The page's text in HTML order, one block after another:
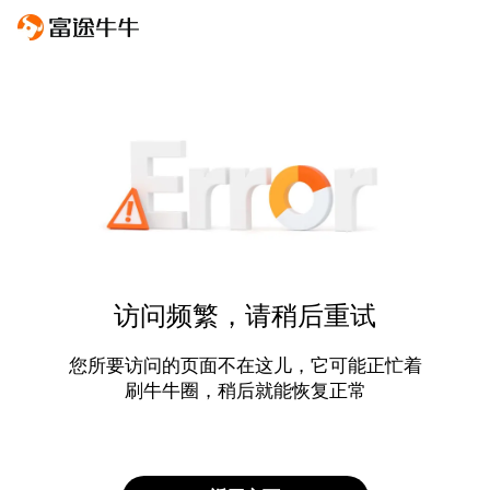
访问频繁，请稍后重试
您所要访问的页面不在这儿，它可能正忙着
刷牛牛圈，稍后就能恢复正常